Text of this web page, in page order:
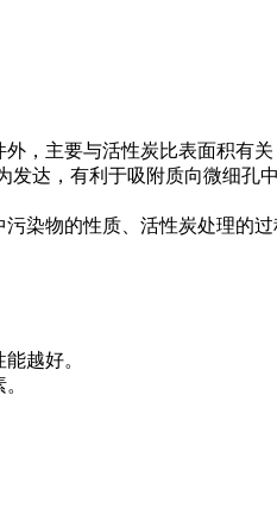
，主要与活性炭比表面积有
达，有利于吸附质向微细孔
染物的性质、活性炭处理的
越好。